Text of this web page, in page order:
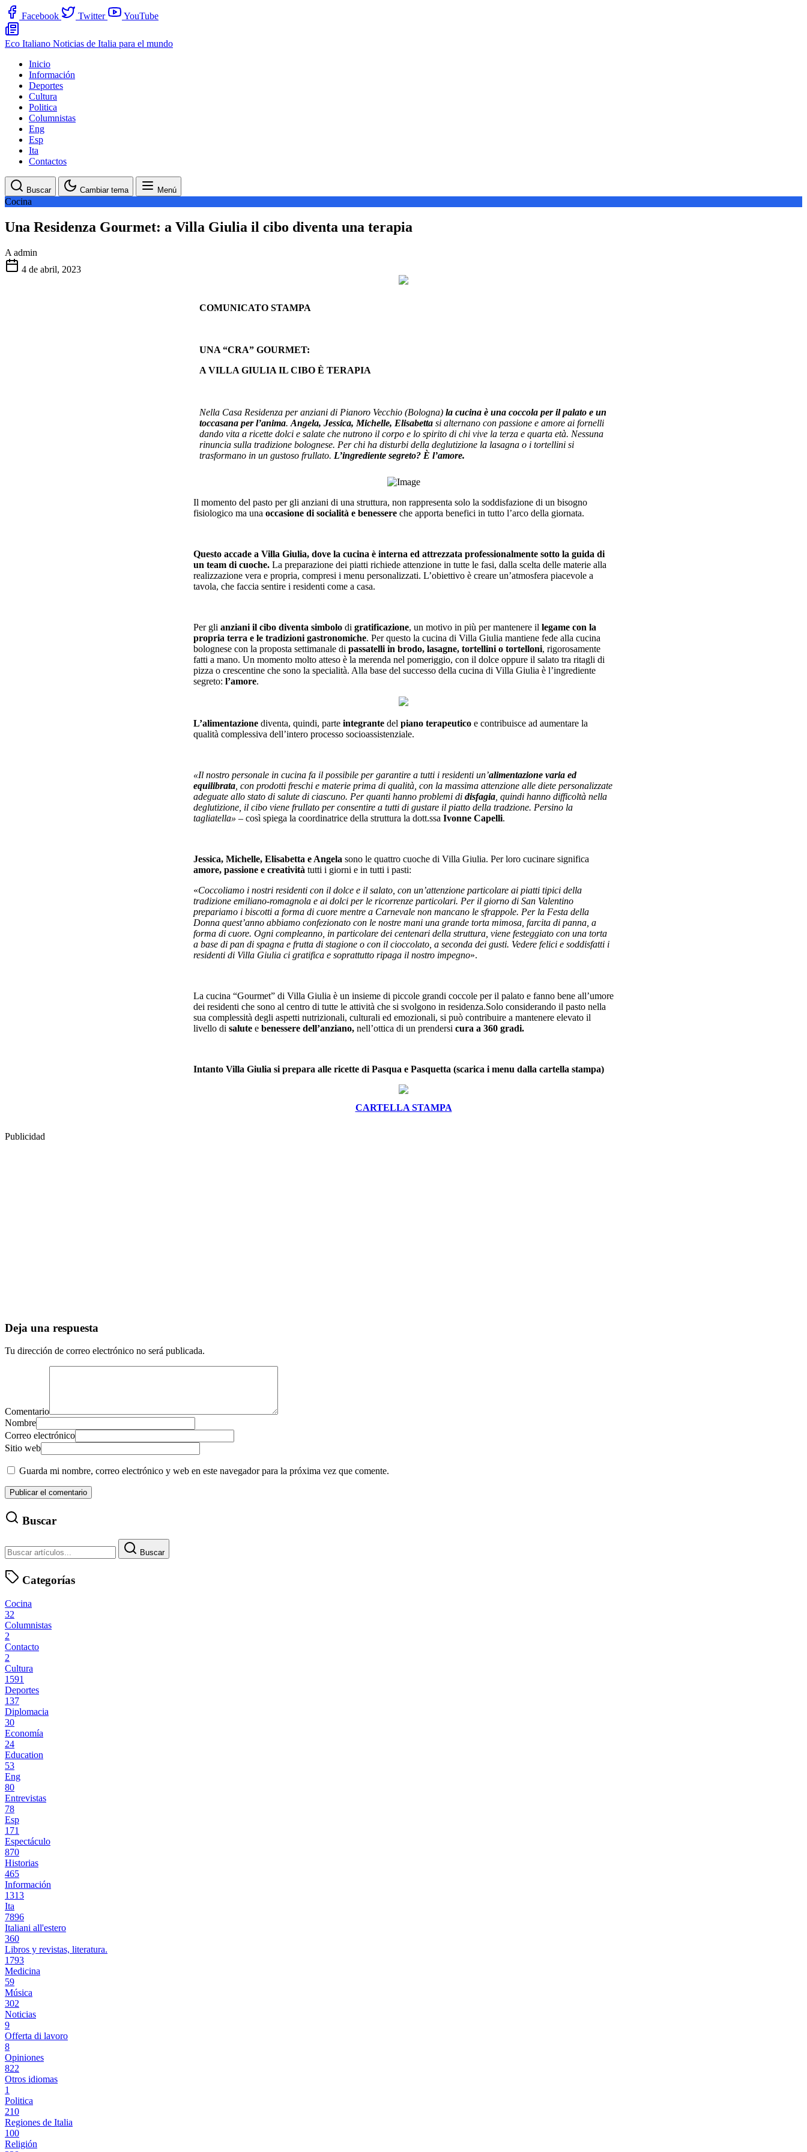
Facebook Twitter YouTube
Eco Italiano Noticias de Italia para el mundo
Inicio
Información
Deportes
Cultura
Politica
Columnistas
Eng
Esp
Ita
Contactos
Buscar Cambiar tema Menú
Cocina
Una Residenza Gourmet: a Villa Giulia il cibo diventa una terapia
A admin
4 de abril, 2023
COMUNICATO STAMPA
UNA “CRA” GOURMET:
A VILLA GIULIA IL CIBO È TERAPIA
Nella Casa Residenza per anziani di Pianoro Vecchio (Bologna) la cucina è una coccola per il palato e un
toccasana per l’anima. Angela, Jessica, Michelle, Elisabetta si alternano con passione e amore ai fornelli
dando vita a ricette dolci e salate che nutrono il corpo e lo spirito di chi vive la terza e quarta età. Nessuna
rinuncia sulla tradizione bolognese. Per chi ha disturbi della deglutizione la lasagna o i tortellini si
trasformano in un gustoso frullato. L’ingrediente segreto? È l’amore.
Il momento del pasto per gli anziani di una struttura, non rappresenta solo la soddisfazione di un bisogno
fisiologico ma una occasione di socialità e benessere che apporta benefici in tutto l’arco della giornata.
Questo accade a Villa Giulia, dove la cucina è interna ed attrezzata professionalmente sotto la guida di
un team di cuoche. La preparazione dei piatti richiede attenzione in tutte le fasi, dalla scelta delle materie alla
realizzazione vera e propria, compresi i menu personalizzati. L’obiettivo è creare un’atmosfera piacevole a
tavola, che faccia sentire i residenti come a casa.
Per gli anziani il cibo diventa simbolo di gratificazione, un motivo in più per mantenere il legame con la
propria terra e le tradizioni gastronomiche. Per questo la cucina di Villa Giulia mantiene fede alla cucina
bolognese con la proposta settimanale di passatelli in brodo, lasagne, tortellini o tortelloni, rigorosamente
fatti a mano. Un momento molto atteso è la merenda nel pomeriggio, con il dolce oppure il salato tra ritagli di
pizza o crescentine che sono la specialità. Alla base del successo della cucina di Villa Giulia è l’ingrediente
segreto: l’amore.
L’alimentazione diventa, quindi, parte integrante del piano terapeutico e contribuisce ad aumentare la
qualità complessiva dell’intero processo socioassistenziale.
«Il nostro personale in cucina fa il possibile per garantire a tutti i residenti un’alimentazione varia ed
equilibrata , con prodotti freschi e materie prima di qualità, con la massima attenzione alle diete personalizzate
adeguate allo stato di salute di ciascuno. Per quanti hanno problemi di disfagia , quindi hanno difficoltà nella
deglutizione, il cibo viene frullato per consentire a tutti di gustare il piatto della tradzione. Persino la
tagliatella» – così spiega la coordinatrice della struttura la dott.ssa Ivonne Capelli.
Jessica, Michelle, Elisabetta e Angela sono le quattro cuoche di Villa Giulia. Per loro cucinare significa
amore, passione e creatività tutti i giorni e in tutti i pasti:
«Coccoliamo i nostri residenti con il dolce e il salato, con un’attenzione particolare ai piatti tipici della
tradizione emiliano-romagnola e ai dolci per le ricorrenze particolari. Per il giorno di San Valentino
prepariamo i biscotti a forma di cuore mentre a Carnevale non mancano le sfrappole. Per la Festa della
Donna quest’anno abbiamo confezionato con le nostre mani una grande torta mimosa, farcita di panna, a
forma di cuore. Ogni compleanno, in particolare dei centenari della struttura, viene festeggiato con una torta
a base di pan di spagna e frutta di stagione o con il cioccolato, a seconda dei gusti. Vedere felici e soddisfatti i
residenti di Villa Giulia ci gratifica e soprattutto ripaga il nostro impegno».
La cucina “Gourmet” di Villa Giulia è un insieme di piccole grandi coccole per il palato e fanno bene all’umore
dei residenti che sono al centro di tutte le attività che si svolgono in residenza.Solo considerando il pasto nella
sua complessità degli aspetti nutrizionali, culturali ed emozionali, si può contribuire a mantenere elevato il
livello di salute e benessere dell’anziano, nell’ottica di un prendersi cura a 360 gradi.
Intanto Villa Giulia si prepara alle ricette di Pasqua e Pasquetta (scarica i menu dalla cartella stampa)
CARTELLA STAMPA
Publicidad
Deja una respuesta
Tu dirección de correo electrónico no será publicada.
Comentario
Nombre
Correo electrónico
Sitio web
Guarda mi nombre, correo electrónico y web en este navegador para la próxima vez que comente.
Buscar
Buscar
Categorías
Cocina
32
Columnistas
2
Contacto
2
Cultura
1591
Deportes
137
Diplomacia
30
Economía
24
Education
53
Eng
80
Entrevistas
78
Esp
171
Espectáculo
870
Historias
465
Información
1313
Ita
7896
Italiani all'estero
360
Libros y revistas, literatura.
1793
Medicina
59
Música
302
Noticias
9
Offerta di lavoro
8
Opiniones
822
Otros idiomas
1
Politica
210
Regiones de Italia
100
Religión